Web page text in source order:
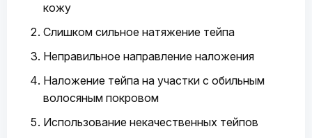
кожу
Слишком сильное натяжение тейпа
Неправильное направление наложения
Наложение тейпа на участки с обильным
волосяным покровом
Использование некачественных тейпов